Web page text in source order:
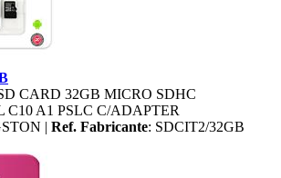
CARD 32GB MICRO SDHC
A1 PSLC C/ADAPTER
| Ref. Fabricante: SDCIT2/32GB